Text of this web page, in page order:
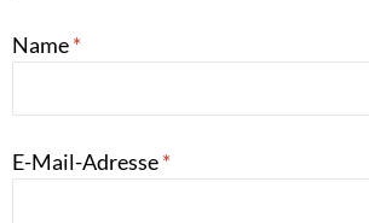
Name*
E-Mail-Adresse*